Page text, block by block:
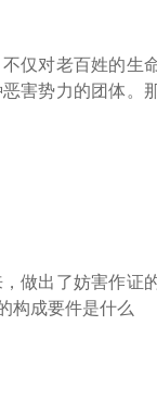
仅对老百姓的生
害势力的团体。
做出了妨害作证
的构成要件是